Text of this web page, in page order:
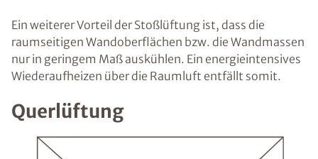
Ein weiterer Vorteil der Stoßlüftung ist, dass die
raumseitigen Wandoberflächen bzw. die Wandmassen
nur in geringem Maß auskühlen. Ein energieintensives
Wiederaufheizen über die Raumluft entfällt somit.
Querlüftung